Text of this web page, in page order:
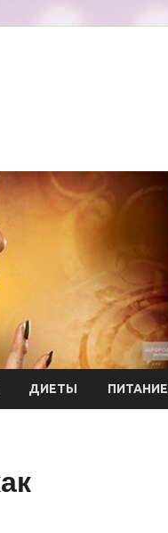
ДИЕТЫ ПИТАНИЕ